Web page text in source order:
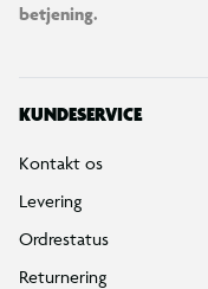
betjening.
KUNDESERVICE
Kontakt os
Levering
Ordrestatus
Returnering